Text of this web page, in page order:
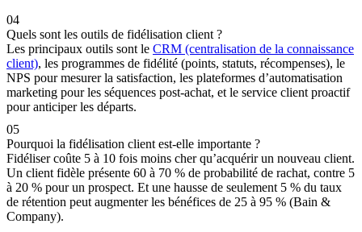
04
Quels sont les outils de fidélisation client ?
Les principaux outils sont le CRM (centralisation de la connaissance
client), les programmes de fidélité (points, statuts, récompenses), le
NPS pour mesurer la satisfaction, les plateformes d’automatisation
marketing pour les séquences post-achat, et le service client proactif
pour anticiper les départs.
05
Pourquoi la fidélisation client est-elle importante ?
Fidéliser coûte 5 à 10 fois moins cher qu’acquérir un nouveau client.
Un client fidèle présente 60 à 70 % de probabilité de rachat, contre 5
à 20 % pour un prospect. Et une hausse de seulement 5 % du taux
de rétention peut augmenter les bénéfices de 25 à 95 % (Bain &
Company).